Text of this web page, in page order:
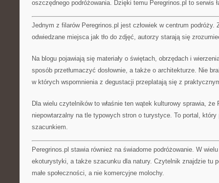
oszczędnego podróżowania. Dzięki temu Peregrinos.pl to serwis
Jednym z filarów Peregrinos.pl jest człowiek w centrum podróży.
odwiedzane miejsca jak tło do zdjęć, autorzy starają się
Na blogu pojawiają się materiały o świętach, obrzędach i
sposób przetłumaczyć dosłownie, a także o architekturze. Nie
w których wspomnienia z degustacji przeplatają się z
Dla wielu czytelników to właśnie ten wątek kulturowy sprawia, że
niepowtarzalny na tle typowych stron o turystyce. To portal,
szacunkiem.
Peregrinos.pl stawia również na świadome podróżowanie. W
ekoturystyki, a także szacunku dla natury. Czytelnik znajdzie tu
małe społeczności, a nie komercyjne molochy.